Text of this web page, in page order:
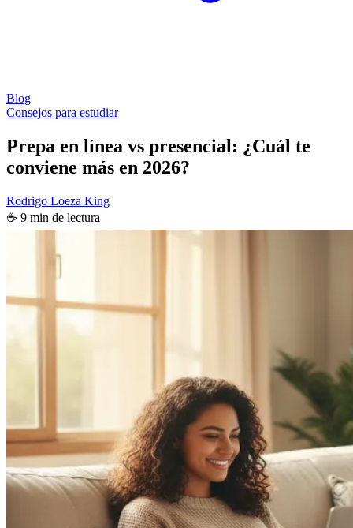
Blog
Consejos para estudiar
Prepa en línea vs presencial: ¿Cuál te
conviene más en 2026?
Rodrigo Loeza King
☕ 9 min de lectura